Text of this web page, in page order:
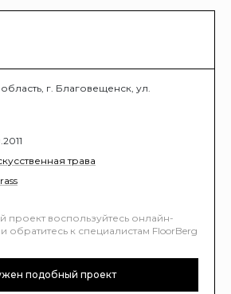
г. Благовещенск, ул.
трава
проект воспользуйтесь онлайн-
обратитесь к специалистам FloorBerg
подобный проект